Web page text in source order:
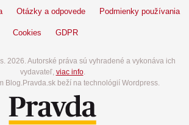
Otázky a odpovede Podmienky používania
Cookies GDPR
2026. Autorské práva sú vyhradené a vykonáva ich
vydavateľ, viac info.
Blog.Pravda.sk beží na technológií Wordpress.